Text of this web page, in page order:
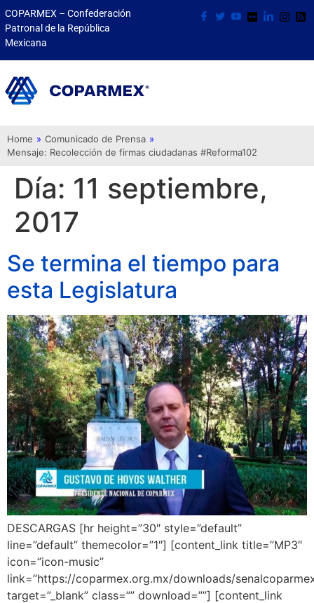
COPARMEX – Confederación
Patronal de la República
Mexicana
Home » Comunicado de Prensa »
Mensaje: Recolección de firmas ciudadanas #Reforma102
Día: 11 septiembre,
2017
Se termina el tiempo para
esta Legislatura
DESCARGAS [hr height=”30″ style=”default”
line=”default” themecolor=”1″] [content_link title=”MP3″
icon=”icon-music”
link=”https://coparmex.org.mx/downloads/
target=”_blank” class=”” download=””] [content_link